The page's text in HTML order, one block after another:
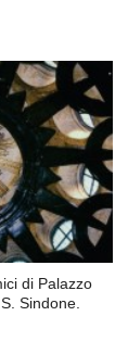
di Palazzo
Sindone.